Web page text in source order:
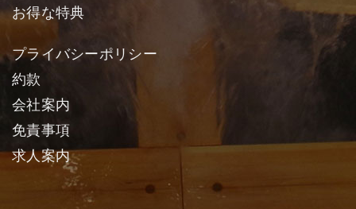
お得な特典
プライバシーポリシー
約款
会社案内
免責事項
求人案内